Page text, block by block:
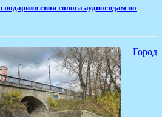
свои голоса аудиогидам по
Город